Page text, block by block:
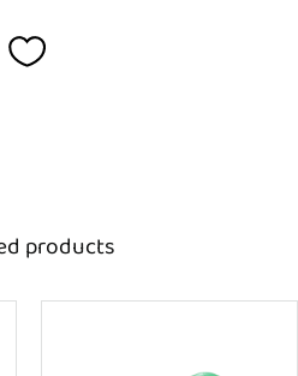
Add to favorites
products